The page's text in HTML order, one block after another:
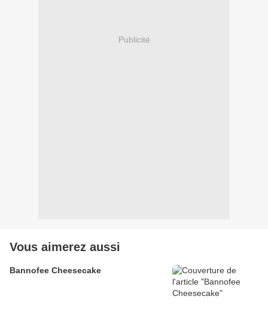
Publicité
Vous aimerez aussi
Bannofee Cheesecake